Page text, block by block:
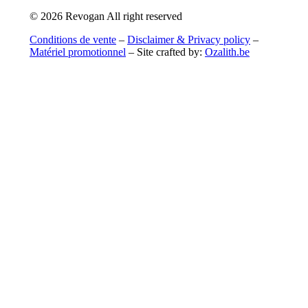
© 2026 Revogan All right reserved
Conditions de vente – Disclaimer & Privacy policy –
Matériel promotionnel – Site crafted by: Ozalith.be